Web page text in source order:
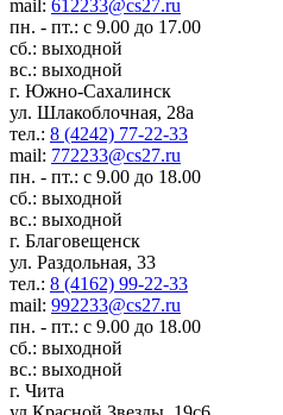
mail: 612233@cs27.ru
пн. - пт.: с 9.00 до 17.00
сб.: выходной
вс.: выходной
г. Южно-Сахалинск
ул. Шлакоблочная, 28а
тел.: 8 (4242) 77-22-33
mail: 772233@cs27.ru
пн. - пт.: с 9.00 до 18.00
сб.: выходной
вс.: выходной
г. Благовещенск
ул. Раздольная, 33
тел.: 8 (4162) 99-22-33
mail: 992233@cs27.ru
пн. - пт.: с 9.00 до 18.00
сб.: выходной
вс.: выходной
г. Чита